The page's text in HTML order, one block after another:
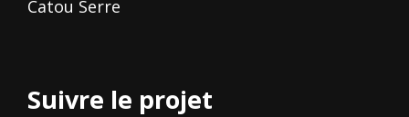
Catou Serre
Suivre le projet